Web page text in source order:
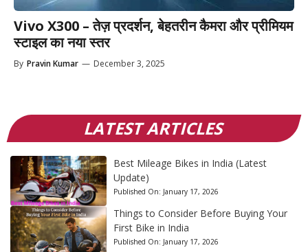
Vivo X300 – तेज़ प्रदर्शन, बेहतरीन कैमरा और प्रीमियम
स्टाइल का नया स्तर
By Pravin Kumar — December 3, 2025
LATEST ARTICLES
Best Mileage Bikes in India (Latest
Update)
Published On: January 17, 2026
Things to Consider Before Buying Your
First Bike in India
Published On: January 17, 2026